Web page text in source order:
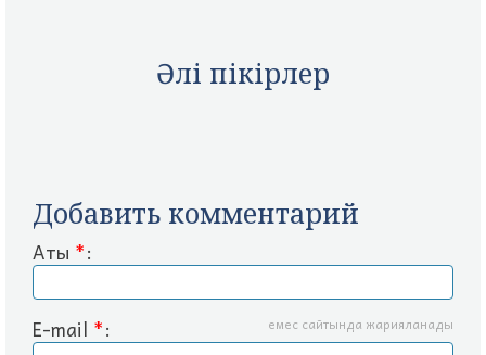
Әлі пікірлер
Добавить комментарий
Аты *:
E-mail *: емес сайтында жарияланады